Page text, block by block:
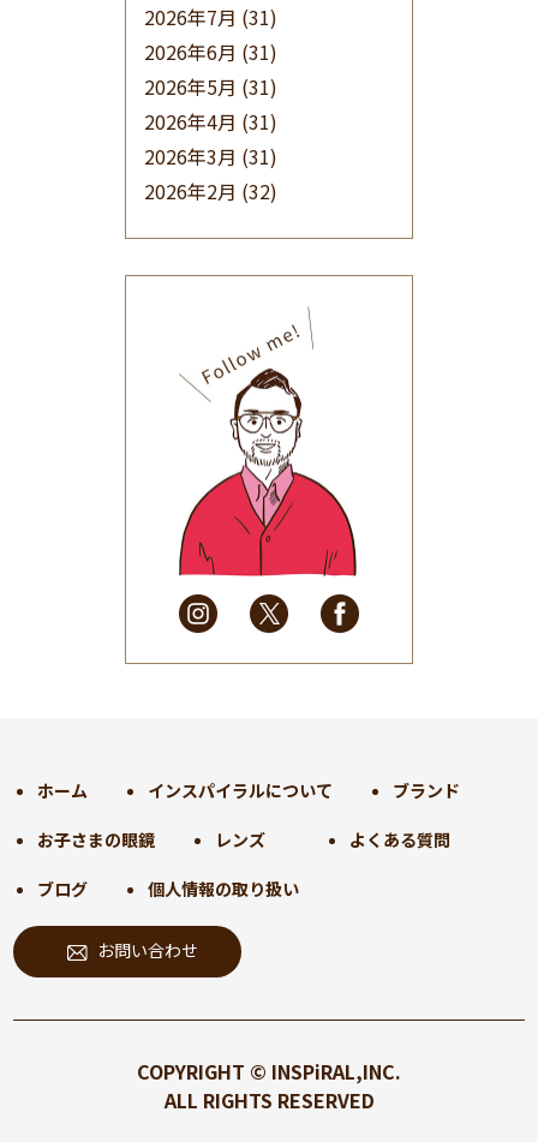
2026年7月 (31)
2026年6月 (31)
2026年5月 (31)
2026年4月 (31)
2026年3月 (31)
2026年2月 (32)
(32)
2025年9月(30)
2025年8月(31)
2025年7月(37)
2025年6月(48)
2025年5月
(41)
2025年4月
(32)
2025年3月(31)
2025年2月
(28)
2024年9月(30)
2024年7月(31)
2024年6月(30)
2024年5月
2024年4月 (32)
2024年2月(31)
2024年1月(45)
2023年12月(31)
ホーム インスパイラルについて ブランド
お子さまの眼鏡 レンズ よくある質問
ブログ 個人情報の取り扱い
お問い合わせ
COPYRIGHT © INSPiRAL,INC.
ALL RIGHTS RESERVED